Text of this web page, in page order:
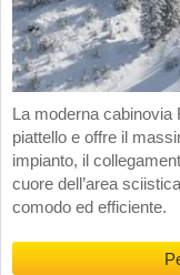
La moderna
piattello e offre il
impianto, il
cuore dell’area
comodo ed efficiente.